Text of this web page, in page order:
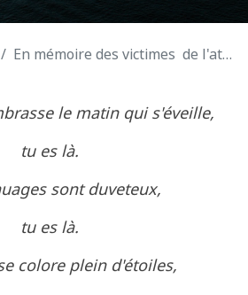
En mémoire des victimes de l'attentat de Stockholm
le matin qui s'éveille,
tu es là.
sont duveteux,
tu es là.
colore plein d'étoiles,